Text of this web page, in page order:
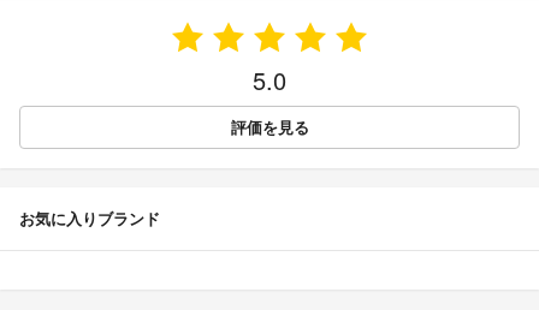
5.0
評価を見る
お気に入りブランド